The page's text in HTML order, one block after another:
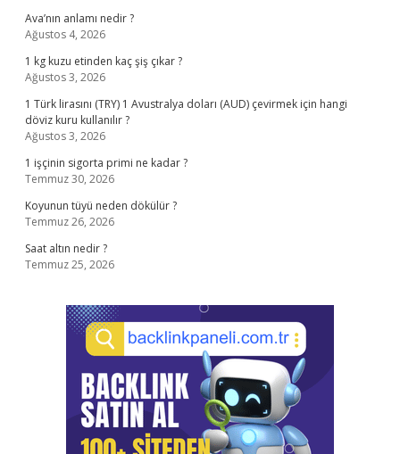
Ava’nın anlamı nedir ?
Ağustos 4, 2026
1 kg kuzu etinden kaç şiş çıkar ?
Ağustos 3, 2026
1 Türk lirasını (TRY) 1 Avustralya doları (AUD) çevirmek için hangi
döviz kuru kullanılır ?
Ağustos 3, 2026
1 işçinin sigorta primi ne kadar ?
Temmuz 30, 2026
Koyunun tüyü neden dökülür ?
Temmuz 26, 2026
Saat altın nedir ?
Temmuz 25, 2026